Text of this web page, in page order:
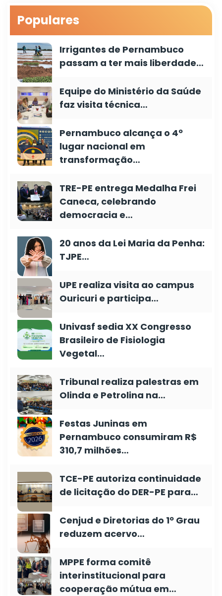
Populares
Irrigantes de Pernambuco
passam a ter mais liberdade…
Equipe do Ministério da Saúde
faz visita técnica…
Pernambuco alcança o 4º
lugar nacional em
transformação…
TRE-PE entrega Medalha Frei
Caneca, celebrando
democracia e…
20 anos da Lei Maria da Penha:
TJPE…
UPE realiza visita ao campus
Ouricuri e participa…
Univasf sedia XX Congresso
Brasileiro de Fisiologia
Vegetal…
Tribunal realiza palestras em
Olinda e Petrolina na…
Festas Juninas em
Pernambuco consumiram R$
310,7 milhões…
TCE-PE autoriza continuidade
de licitação do DER-PE para…
Cenjud e Diretorias do 1º Grau
reduzem acervo…
MPPE forma comitê
interinstitucional para
cooperação mútua em…